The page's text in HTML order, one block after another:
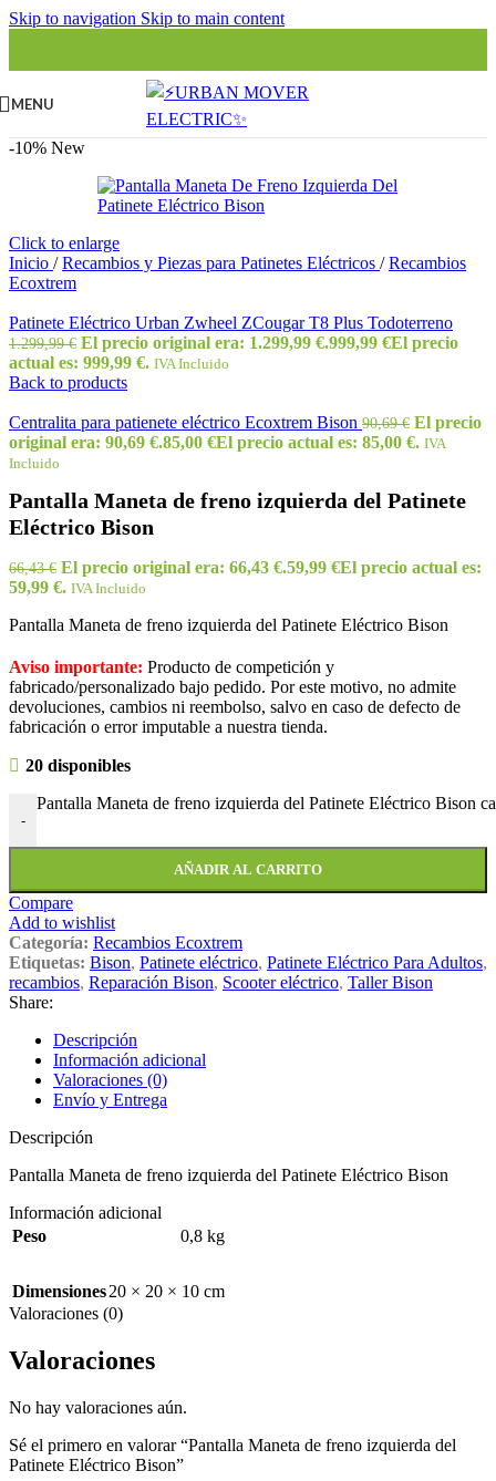
Skip to navigation Skip to main content
MENU
-10% New
Click to enlarge
Inicio / Recambios y Piezas para Patinetes Eléctricos / Recambios
Ecoxtrem
Patinete Eléctrico Urban Zwheel ZCougar T8 Plus Todoterreno
1.299,99€ El precio original era: 1.299,99 €.999,99 €El precio
actual es: 999,99 €. IVA Incluido
Back to products
Centralita para patienete eléctrico Ecoxtrem Bison 90,69€ El precio
original era: 90,69 €.85,00 €El precio actual es: 85,00 €. IVA
Incluido
Pantalla Maneta de freno izquierda del Patinete
Eléctrico Bison
66,43€ El precio original era: 66,43 €.59,99 €El precio actual es:
59,99 €. IVA Incluido
Pantalla Maneta de freno izquierda del Patinete Eléctrico Bison
Aviso importante: Producto de competición y
fabricado/personalizado bajo pedido. Por este motivo, no admite
devoluciones, cambios ni reembolso, salvo en caso de defecto de
fabricación o error imputable a nuestra tienda.
20 disponibles
-
Pantalla Maneta de freno izquierda del Patinete Eléctrico Bison
AÑADIR AL CARRITO
Compare
Add to wishlist
Categoría: Recambios Ecoxtrem
Etiquetas: Bison, Patinete eléctrico, Patinete Eléctrico Para Adultos,
recambios, Reparación Bison, Scooter eléctrico, Taller Bison
Share:
Descripción
Información adicional
Valoraciones (0)
Envío y Entrega
Descripción
Pantalla Maneta de freno izquierda del Patinete Eléctrico Bison
Información adicional
Peso
0,8 kg
Dimensiones20 × 20 × 10 cm
Valoraciones (0)
Valoraciones
No hay valoraciones aún.
Sé el primero en valorar “Pantalla Maneta de freno izquierda del
Patinete Eléctrico Bison”